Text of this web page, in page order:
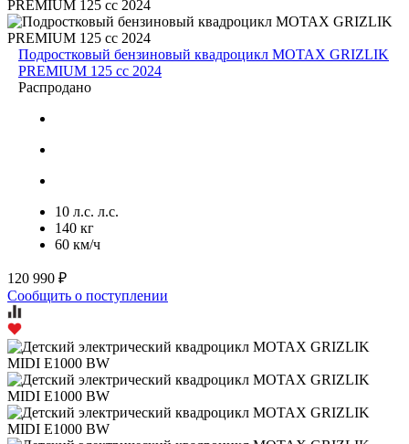
Подростковый бензиновый квадроцикл MOTAX GRIZLIK
PREMIUM 125 cc 2024
Распродано
10 л.с. л.с.
140 кг
60 км/ч
120 990 ₽
Сообщить о поступлении